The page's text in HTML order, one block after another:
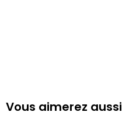
Vous aimerez aussi